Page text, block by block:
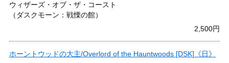
ウィザーズ・オブ・ザ・コースト
（ダスクモーン：戦慄の館）
2,500円
ホーントウッドの大主/Overlord of the Hauntwoods [DSK]《日》